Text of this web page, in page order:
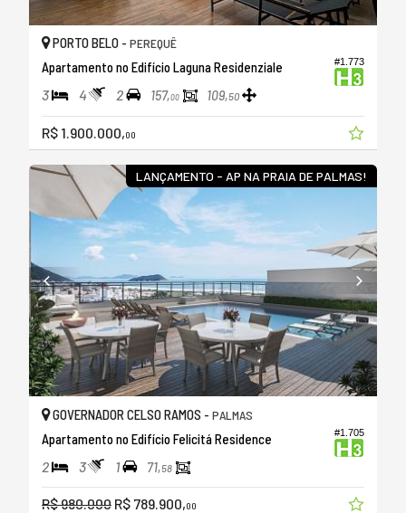
#1.773
PORTO BELO - PEREQUÊ
Apartamento no Edifício Laguna Residenziale
3 4 2 157,00 109,50
R$ 1.900.000,00
LANÇAMENTO - AP NA PRAIA DE PALMAS!
#1.705
GOVERNADOR CELSO RAMOS - PALMAS
Apartamento no Edifício Felicitá Residence
2 3 1 71,58
R$ 980.000 R$ 789.900,00